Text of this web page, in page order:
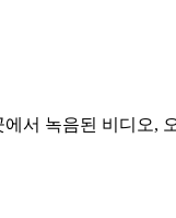
서 녹음된 비디오,